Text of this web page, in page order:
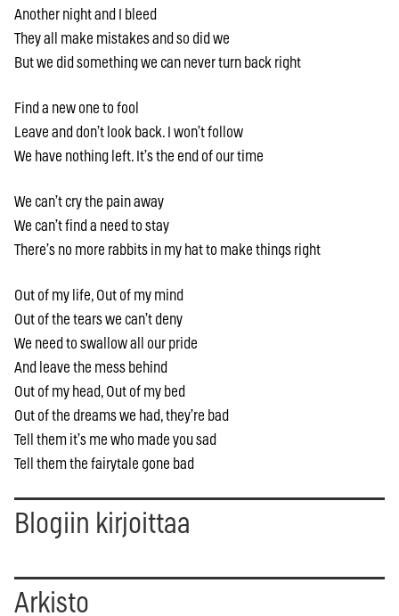
Another night and I bleed
They all make mistakes and so did we
But we did something we can never turn back right
Find a new one to fool
Leave and don’t look back. I won’t follow
We have nothing left. It’s the end of our time
We can’t cry the pain away
We can’t find a need to stay
There’s no more rabbits in my hat to make things right
Out of my life, Out of my mind
Out of the tears we can’t deny
We need to swallow all our pride
And leave the mess behind
Out of my head, Out of my bed
Out of the dreams we had, they’re bad
Tell them it’s me who made you sad
Tell them the fairytale gone bad
Blogiin kirjoittaa
Arkisto